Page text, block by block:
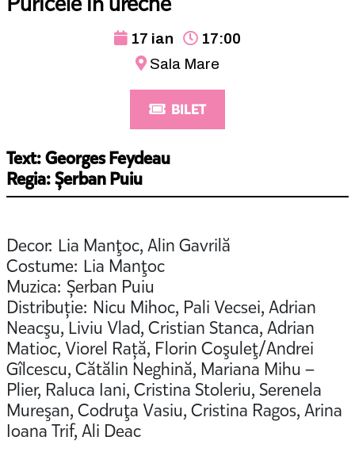
17 ian
17:00
Sala Mare
BILET
Text: Georges Feydeau
Regia: Șerban Puiu
Decor: Lia Manţoc, Alin Gavrilă
Costume: Lia Manţoc
Muzica: Șerban Puiu
Distribuție: Nicu Mihoc, Pali Vecsei, Adrian
Neacşu, Liviu Vlad, Cristian Stanca, Adrian
Matioc, Viorel Rață, Florin Coşuleţ/Andrei
Gîlcescu, Cătălin Neghină, Mariana Mihu –
Plier, Raluca Iani, Cristina Stoleriu, Serenela
Mureşan, Codruţa Vasiu, Cristina Ragos, Arina
Ioana Trif, Ali Deac